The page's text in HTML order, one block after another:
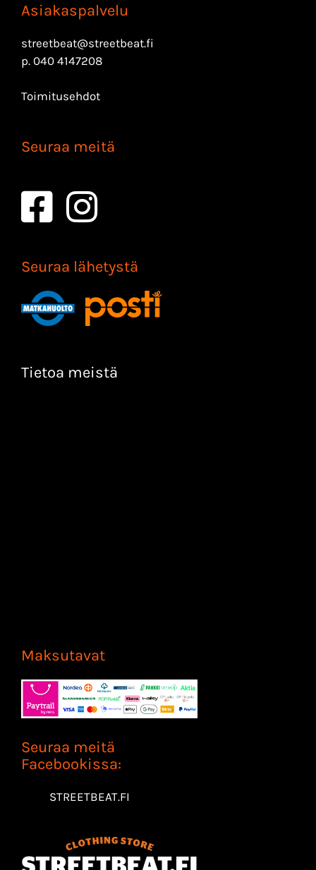
Asiakaspalvelu
streetbeat@streetbeat.fi
p. 040 4147208
Toimitusehdot
Seuraa meitä
Seuraa lähetystä
Tietoa meistä
Maksutavat
Seuraa meitä
Facebookissa:
STREETBEAT.FI